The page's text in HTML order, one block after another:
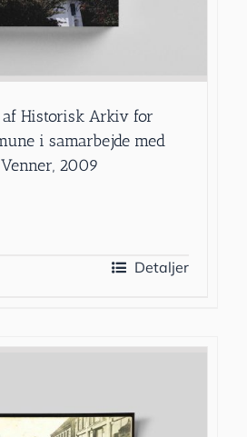
af Historisk Arkiv for
i samarbejde med
2009
Detaljer